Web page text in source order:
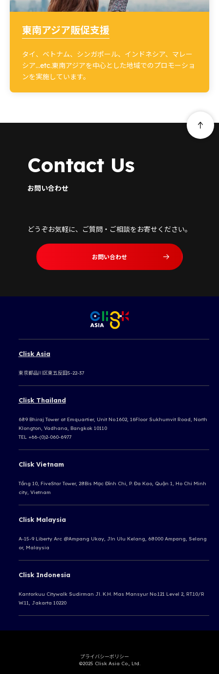
東南アジア販促支援
タイ、ベトナム、シンガポール、インドネシア、マレー
シア…etc.東南アジアを中心とした地域でのプロモーショ
ンを実施しています。
Contact Us
お問い合わせ
どうぞお気軽に、ご質問・ご相談をお寄せください。
お問い合わせ
Clisk Asia
東京都品川区東五反田5-22-37
Clisk Thailand
689 Bhiraj Tower at Emquartier, Unit No.1602, 16Floor Sukhumvit Road, North
Klongton, Vadhana, Bangkok 10110
TEL +66-(0)2-060-6977
Clisk Vietnam
Tầng 10, FiveStar Tower, 28Bis Mạc Đĩnh Chi, P. Đa Kao, Quận 1, Ho Chi Minh
city, Vietnam
Clisk Malaysia
A-15-9 Liberty Arc @Ampang Ukay, Jln Ulu Kelang, 68000 Ampang, Selang
or, Malaysia
Clisk Indonesia
Kantorkuu Citywalk Sudirman Jl. K.H. Mas Mansyur No.121 Level 2, RT.10/R
W.11, Jakarta 10220
プライバシーボリシー
©2025 Clisk Asia Co., Ltd.